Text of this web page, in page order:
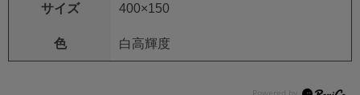
サイズ 400×150
色 白高輝度